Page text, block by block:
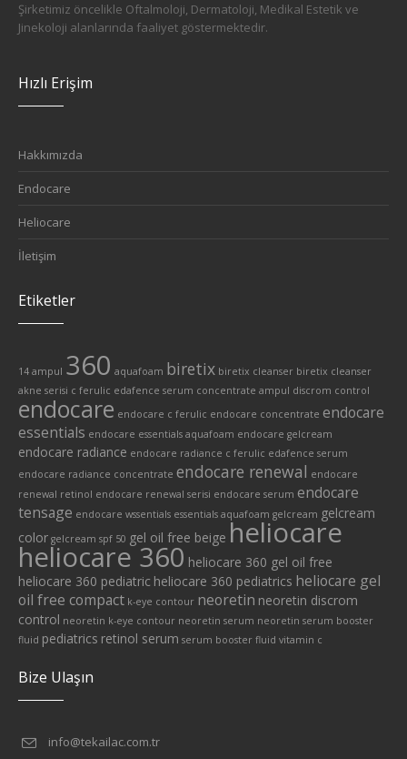
Şirketimiz öncelikle Oftalmoloji, Dermatoloji, Medikal Estetik ve
Jinekoloji alanlarında faaliyet göstermektedir.
Hızlı Erişim
Hakkımızda
Endocare
Heliocare
İletişim
Etiketler
14 ampul 360 aquafoam biretix biretix cleanser biretix cleanser
akne serisi c ferulic edafence serum concentrate ampul discrom control
endocare endocare c ferulic endocare concentrate endocare
essentials endocare essentials aquafoam endocare gelcream
endocare radiance endocare radiance c ferulic edafence serum
endocare radiance concentrate endocare renewal endocare
renewal retinol endocare renewal serisi endocare serum endocare
tensage endocare wssentials essentials aquafoam gelcream gelcream
color gelcream spf 50 gel oil free beige heliocare
heliocare 360 heliocare 360 gel oil free
heliocare 360 pediatric heliocare 360 pediatrics heliocare gel
oil free compact k-eye contour neoretin neoretin discrom
control neoretin k-eye contour neoretin serum neoretin serum booster
fluid pediatrics retinol serum serum booster fluid vitamin c
Bize Ulaşın
info@tekailac.com.tr